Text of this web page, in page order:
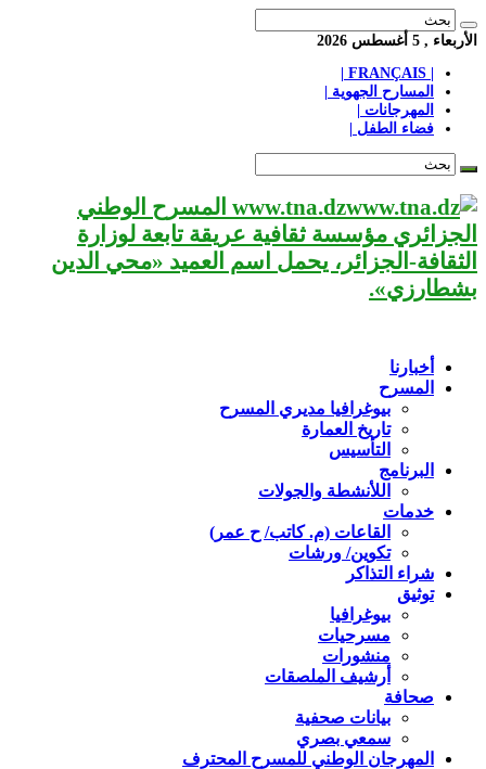
الأربعاء , 5 أغسطس 2026
المسارح الجهوية |
المهرجانات |
فضاء الطفل |
www.tna.dz المسرح الوطني
الجزائري مؤسسة ثقافية عريقة تابعة لوزارة
الثقافة-الجزائر، يحمل اسم العميد «محي الدين
بشطارزي».
أخبارنا
المسرح
بيوغرافيا مديري المسرح
تاريخ العمارة
التأسيس
البرنامج
اللأنشطة والجولات
خدمات
القاعات (م. كاتب/ ح عمر)
تكوين/ ورشات
شراء التذاكر
توثيق
بيوغرافيا
مسرحيات
منشورات
أرشيف الملصقات
صحافة
بيانات صحفية
سمعي بصري
المهرجان الوطني للمسرح المحترف